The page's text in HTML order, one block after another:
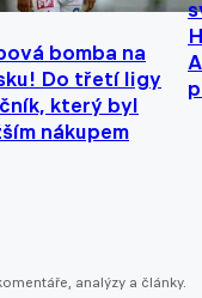
bomba na
Do třetí ligy
který byl
nákupem
analýzy a články.